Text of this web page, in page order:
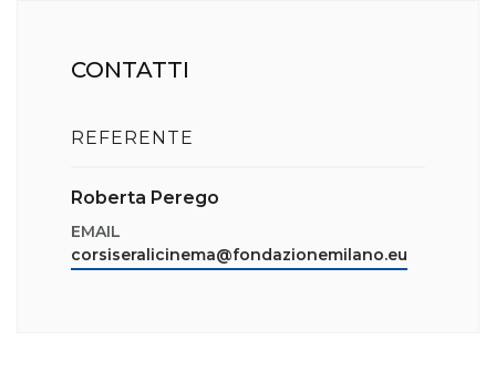
CONTATTI
REFERENTE
Roberta Perego
EMAIL
corsiseralicinema@fondazionemilano.eu